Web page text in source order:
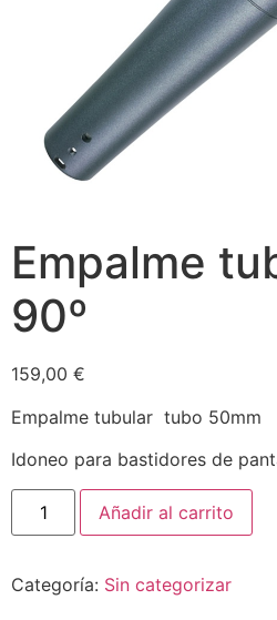
Empalme
90º
159,00 €
Empalme tubular tubo 50mm
Idoneo para bastidores de
Añadir al carrito
Categoría: Sin categorizar